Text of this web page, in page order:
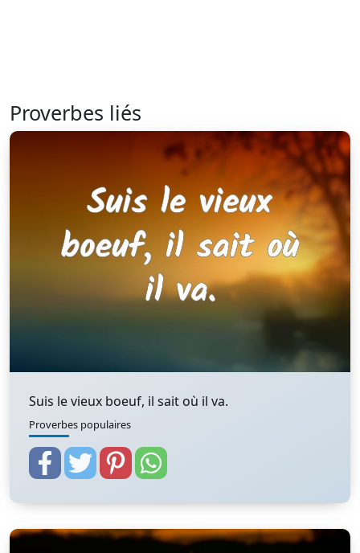
Proverbes liés
Suis le vieux boeuf, il sait où il va.
Proverbes populaires